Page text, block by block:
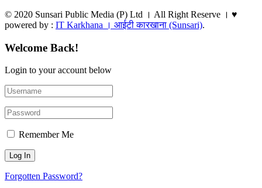
© 2020 Sunsari Public Media (P) Ltd । All Right Reserve । ♥
powered by : IT Karkhana । आईटी कारखाना (Sunsari).
Welcome Back!
Login to your account below
Remember Me
Forgotten Password?